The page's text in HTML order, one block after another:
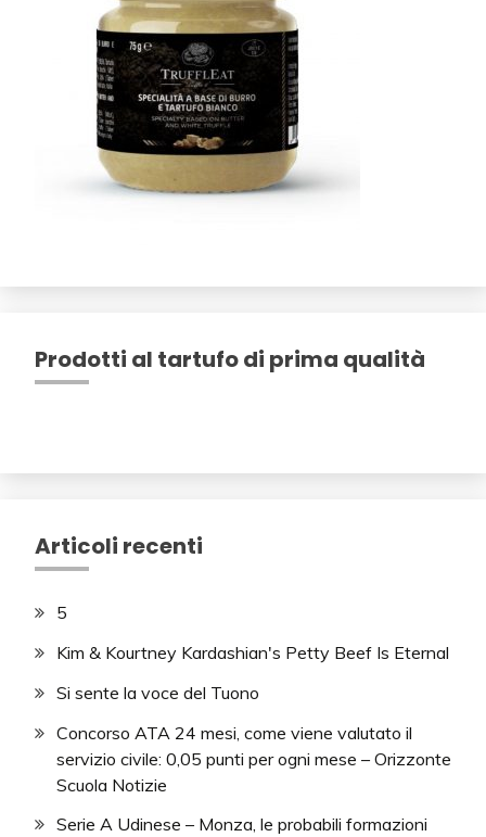
Prodotti al tartufo di prima qualità
Articoli recenti
5
Kim & Kourtney Kardashian's Petty Beef Is Eternal
Si sente la voce del Tuono
Concorso ATA 24 mesi, come viene valutato il
servizio civile: 0,05 punti per ogni mese – Orizzonte
Scuola Notizie
Serie A Udinese – Monza, le probabili formazioni